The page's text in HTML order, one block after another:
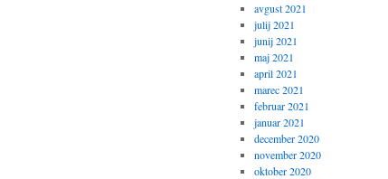
avgust 2021
julij 2021
junij 2021
maj 2021
april 2021
marec 2021
februar 2021
januar 2021
december 2020
november 2020
oktober 2020